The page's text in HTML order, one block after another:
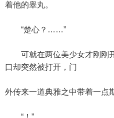
着他的睾丸。
“楚心？……”
可就在两位美少女才刚刚
口却突然被打开，门
外传来一道典雅之中带着一点